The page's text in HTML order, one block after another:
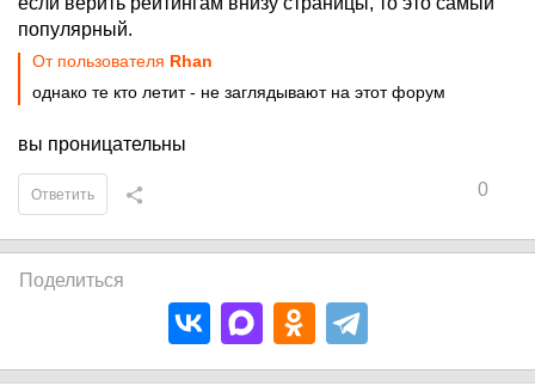
популярный.
От пользователя Rhan
однако те кто летит - не заглядывают на этот форум
вы проницательны
0
Ответить
Поделиться